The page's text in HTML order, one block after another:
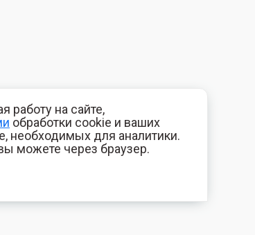
работу на сайте,
обработки cookie и ваших
необходимых для аналитики.
можете через браузер.